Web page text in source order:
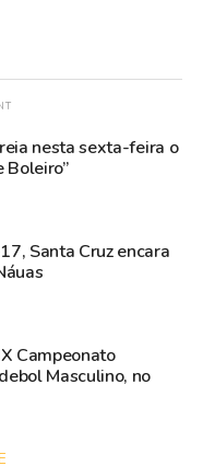
nesta sexta-feira o
Boleiro”
Santa Cruz encara
Campeonato
Masculino, no